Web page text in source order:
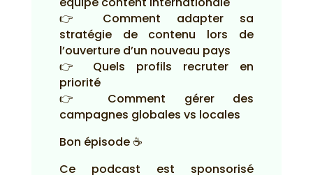
👉 Comment adapter sa
stratégie de contenu lors de
l’ouverture d’un nouveau pays
👉 Quels profils recruter en
priorité
👉 Comment gérer des
campagnes globales vs locales
Bon épisode ☕
Ce podcast est sponsorisé